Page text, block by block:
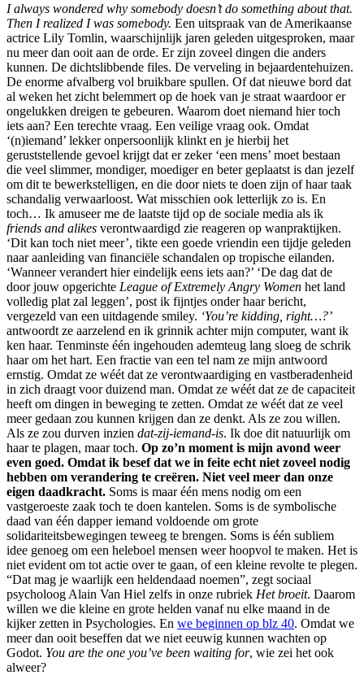
I always wondered why somebody doesn’t do something about that.
Then I realized I was somebody. Een uitspraak van de Amerikaanse
actrice Lily Tomlin, waarschijnlijk jaren geleden uitgesproken, maar
nu meer dan ooit aan de orde. Er zijn zoveel dingen die anders
kunnen. De dichtslibbende files. De verveling in bejaardentehuizen.
De enorme afvalberg vol bruikbare spullen. Of dat nieuwe bord dat
al weken het zicht belemmert op de hoek van je straat waardoor er
ongelukken dreigen te gebeuren. Waarom doet niemand hier toch
iets aan? Een terechte vraag. Een veilige vraag ook. Omdat
‘(n)iemand’ lekker onpersoonlijk klinkt en je hierbij het
geruststellende gevoel krijgt dat er zeker ‘een mens’ moet bestaan
die veel slimmer, mondiger, moediger en beter geplaatst is dan jezelf
om dit te bewerkstelligen, en die door niets te doen zijn of haar taak
schandalig verwaarloost. Wat misschien ook letterlijk zo is. En
toch… Ik amuseer me de laatste tijd op de sociale media als ik
friends and alikes verontwaardigd zie reageren op wanpraktijken.
‘Dit kan toch niet meer’, tikte een goede vriendin een tijdje geleden
naar aanleiding van financiële schandalen op tropische eilanden.
‘Wanneer verandert hier eindelijk eens iets aan?’ ‘De dag dat de
door jouw opgerichte League of Extremely Angry Women het land
volledig plat zal leggen’, post ik fijntjes onder haar bericht,
vergezeld van een uitdagende smiley. ‘You’re kidding, right…?’
antwoordt ze aarzelend en ik grinnik achter mijn computer, want ik
ken haar. Tenminste één ingehouden ademteug lang sloeg de schrik
haar om het hart. Een fractie van een tel nam ze mijn antwoord
ernstig. Omdat ze wéét dat ze verontwaardiging en vastberadenheid
in zich draagt voor duizend man. Omdat ze wéét dat ze de capaciteit
heeft om dingen in beweging te zetten. Omdat ze wéét dat ze veel
meer gedaan zou kunnen krijgen dan ze denkt. Als ze zou willen.
Als ze zou durven inzien dat-zij-iemand-is. Ik doe dit natuurlijk om
haar te plagen, maar toch. Op zo’n moment is mijn avond weer
even goed. Omdat ik besef dat we in feite echt niet zoveel nodig
hebben om verandering te creëren. Niet veel meer dan onze
eigen daadkracht. Soms is maar één mens nodig om een
vastgeroeste zaak toch te doen kantelen. Soms is de symbolische
daad van één dapper iemand voldoende om grote
solidariteitsbewegingen teweeg te brengen. Soms is één subliem
idee genoeg om een heleboel mensen weer hoopvol te maken. Het is
niet evident om tot actie over te gaan, of een kleine revolte te plegen.
“Dat mag je waarlijk een heldendaad noemen”, zegt sociaal
psycholoog Alain Van Hiel zelfs in onze rubriek Het broeit. Daarom
willen we die kleine en grote helden vanaf nu elke maand in de
kijker zetten in Psychologies. En we beginnen op blz 40. Omdat we
meer dan ooit beseffen dat we niet eeuwig kunnen wachten op
Godot. You are the one you’ve been waiting for, wie zei het ook
alweer?